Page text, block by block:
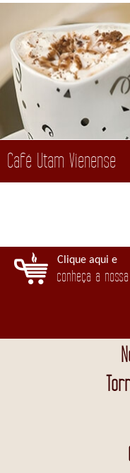
Café Utam Vienense
Clique aqui e
conheça a